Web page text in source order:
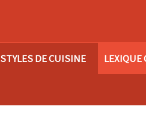
STYLES DE CUISINE LEXIQUE